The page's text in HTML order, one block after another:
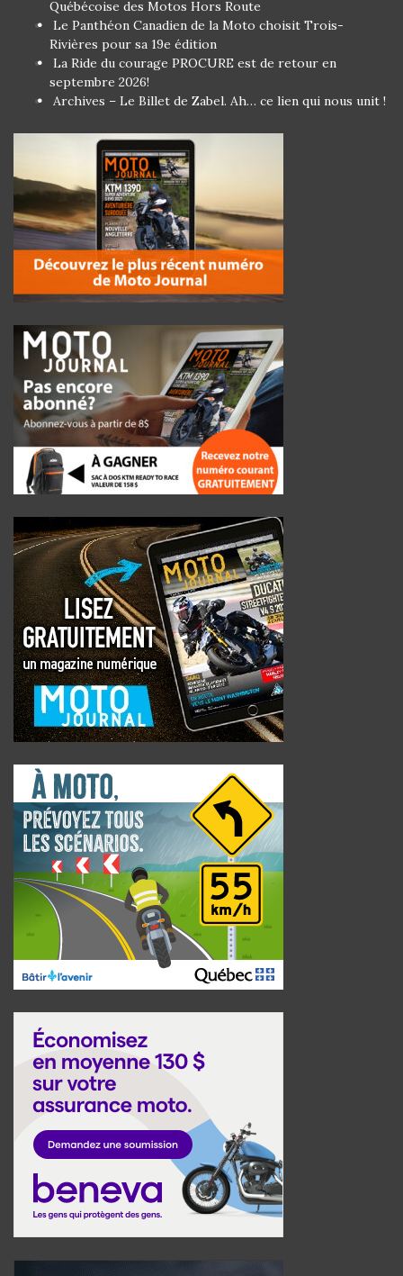
Québécoise des Motos Hors Route
Le Panthéon Canadien de la Moto choisit Trois-
Rivières pour sa 19e édition
La Ride du courage PROCURE est de retour en
septembre 2026!
Archives – Le Billet de Zabel. Ah… ce lien qui nous unit !